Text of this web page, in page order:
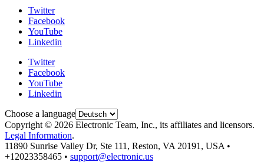
Twitter
Facebook
YouTube
Linkedin
Twitter
Facebook
YouTube
Linkedin
Choose a language
Copyright © 2026 Electronic Team, Inc., its affiliates and licensors.
Legal Information.
11890 Sunrise Valley Dr, Ste 111, Reston, VA 20191, USA •
+12023358465 • support@electronic.us